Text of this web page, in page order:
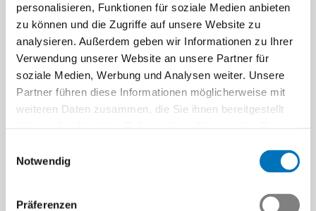
personalisieren, Funktionen für soziale Medien anbieten
zu können und die Zugriffe auf unsere Website zu
analysieren. Außerdem geben wir Informationen zu Ihrer
Verwendung unserer Website an unsere Partner für
soziale Medien, Werbung und Analysen weiter. Unsere
Partner führen diese Informationen möglicherweise mit
weiteren Daten zusammen, die Sie ihnen bereitgestellt
Notwendig
Präferenzen
03.03.2027 - 13.05.2027 (Nr. 27080-A)
Swissmem Academy, Winterthur